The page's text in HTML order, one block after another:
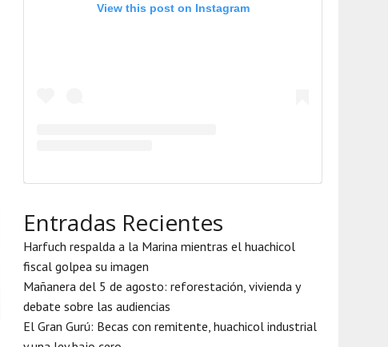
View this post on Instagram
Entradas Recientes
Harfuch respalda a la Marina mientras el huachicol
fiscal golpea su imagen
Mañanera del 5 de agosto: reforestación, vivienda y
debate sobre las audiencias
El Gran Gurú: Becas con remitente, huachicol industrial